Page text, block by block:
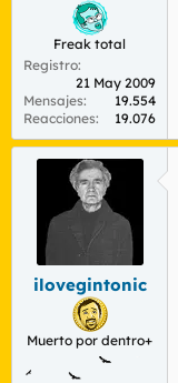
Freak total
Registro
21 May 2009
Mensajes
19.554
Reacciones
19.076
ilovegintonic
Muerto por dentro+